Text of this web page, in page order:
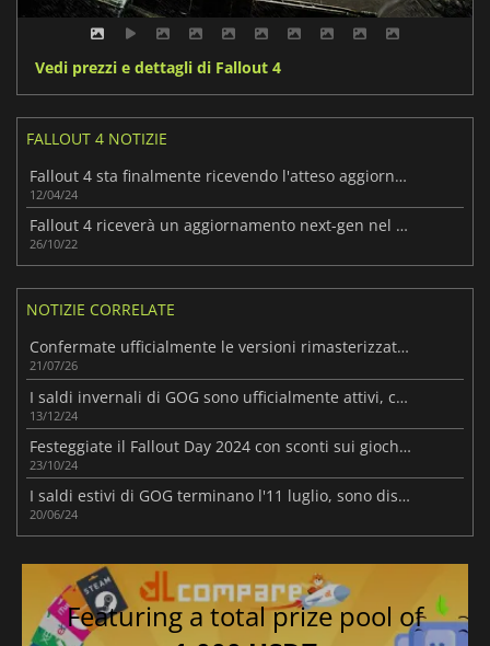
Vedi prezzi e dettagli di Fallout 4
FALLOUT 4 NOTIZIE
Fallout 4 sta finalmente ricevendo l'atteso aggiornamento per next-gen
12/04/24
Fallout 4 riceverà un aggiornamento next-gen nel 2023
26/10/22
NOTIZIE CORRELATE
Confermate ufficialmente le versioni rimasterizzate di Fallout 3 e New Vegas
21/07/26
I saldi invernali di GOG sono ufficialmente attivi, con sorprese quotidiane e giochi in omaggio
13/12/24
Festeggiate il Fallout Day 2024 con sconti sui giochi e sui DLC del franchise Fallout
23/10/24
I saldi estivi di GOG terminano l'11 luglio, sono disponibili offerte fino al 95% di sconto
20/06/24
Featuring a total prize pool of